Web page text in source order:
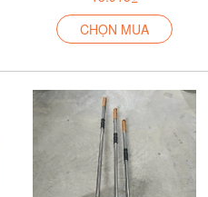
CHỌN MUA